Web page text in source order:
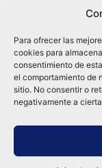
Para ofrecer las
cookies para
consentimiento de
el comportamiento de
sitio. No consentir o
negativamente a
Tu compra es